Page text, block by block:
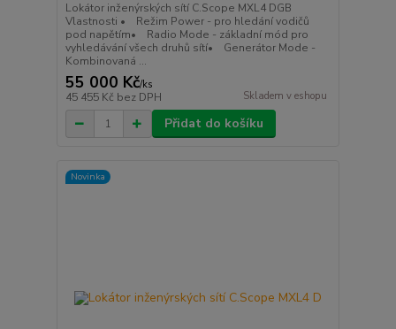
Lokátor inženýrských sítí C.Scope MXL4 DGB
Vlastnosti • Režim Power - pro hledání vodičů
pod napětím• Radio Mode - základní mód pro
vyhledávání všech druhů sítí• Generátor Mode -
Kombinovaná ...
55 000 Kč/ks
45 455 Kč bez DPH Skladem v eshopu
Přidat do košíku
Novinka